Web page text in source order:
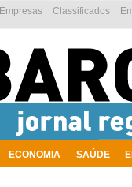
ECONOMIA SAÚDE
Classificados